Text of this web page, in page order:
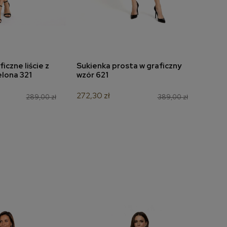
koszykaliście z
321
289,00 zł
dodaj do koszyka
Sukienka prosta w graficzny
wzór 621
389,00 zł
272,30 zł